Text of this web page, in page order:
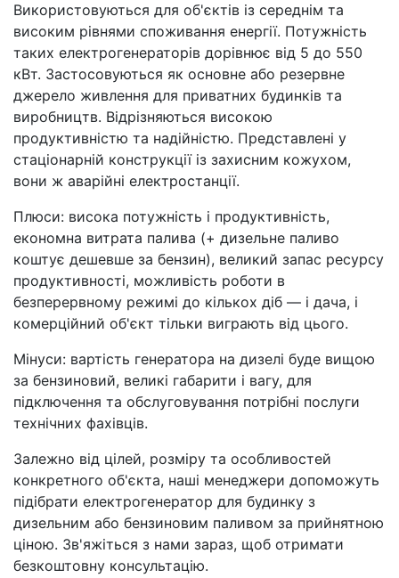
Використовуються для об'єктів із середнім та
високим рівнями споживання енергії. Потужність
таких електрогенераторів дорівнює від 5 до 550
кВт. Застосовуються як основне або резервне
джерело живлення для приватних будинків та
виробництв. Відрізняються високою
продуктивністю та надійністю. Представлені у
стаціонарній конструкції із захисним кожухом,
вони ж аварійні електростанції.
Плюси: висока потужність і продуктивність,
економна витрата палива (+ дизельне паливо
коштує дешевше за бензин), великий запас ресурсу
продуктивності, можливість роботи в
безперервному режимі до кількох діб — і дача, і
комерційний об'єкт тільки виграють від цього.
Мінуси: вартість генератора на дизелі буде вищою
за бензиновий, великі габарити і вагу, для
підключення та обслуговування потрібні послуги
технічних фахівців.
Залежно від цілей, розміру та особливостей
конкретного об'єкта, наші менеджери допоможуть
підібрати електрогенератор для будинку з
дизельним або бензиновим паливом за прийнятною
ціною. Зв'яжіться з нами зараз, щоб отримати
безкоштовну консультацію.